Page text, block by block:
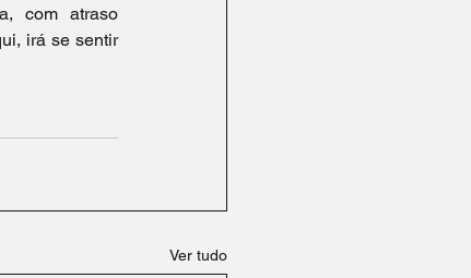
com atraso
irá se sentir
Ver tudo